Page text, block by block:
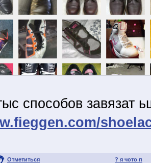
способов завязат
? я чото п
Отметиться